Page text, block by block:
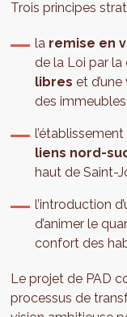
Trois principes
la remise en
de la Loi par la
libres et
des immeubles
liens nord-
haut de Saint-
l’introduction
d’animer le
confort des
Le projet de PAD
processus de